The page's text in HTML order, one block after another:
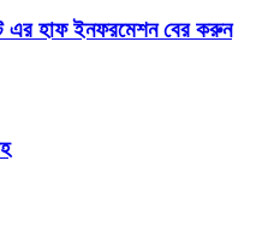
এর হাফ ইনফরমেশন বের করুন